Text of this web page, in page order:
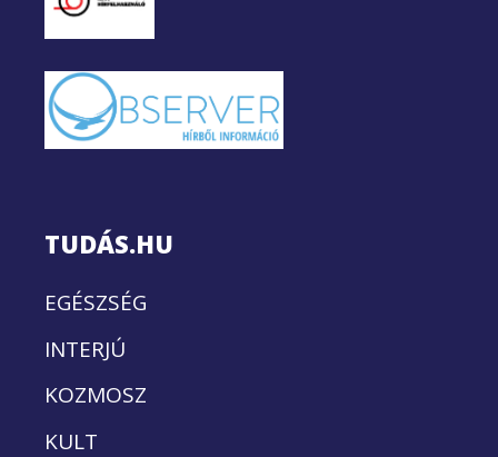
TUDÁS.HU
EGÉSZSÉG
INTERJÚ
KOZMOSZ
KULT